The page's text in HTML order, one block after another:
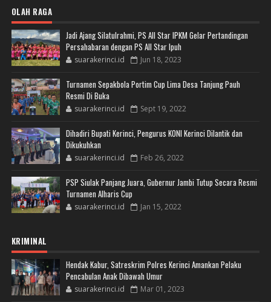
OLAH RAGA
Jadi Ajang Silatulrahmi, PS All Star IPKM Gelar Pertandingan
Persahabaran dengan PS All Star Ipuh
suarakerinci.id Jun 18, 2023
Turnamen Sepakbola Portim Cup Lima Desa Tanjung Pauh
Resmi Di Buka
suarakerinci.id Sept 19, 2022
Dihadiri Bupati Kerinci, Pengurus KONI Kerinci Dilantik dan
Dikukuhkan
suarakerinci.id Feb 26, 2022
PSP Siulak Panjang Juara, Gubernur Jambi Tutup Secara Resmi
Turnamen Alharis Cup
suarakerinci.id Jan 15, 2022
KRIMINAL
Hendak Kabur, Satreskrim Polres Kerinci Amankan Pelaku
Pencabulan Anak Dibawah Umur
suarakerinci.id Mar 01, 2023